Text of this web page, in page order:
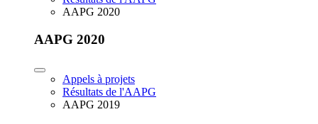
AAPG 2020
AAPG 2020
Appels à projets
Résultats de l'AAPG
AAPG 2019